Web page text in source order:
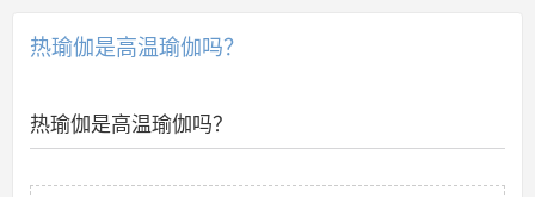
热瑜伽是高温瑜伽吗？
热瑜伽是高温瑜伽吗？